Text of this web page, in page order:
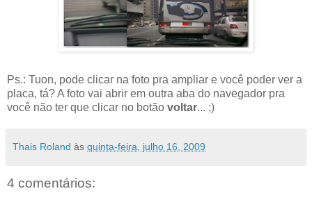
Ps.: Tuon, pode clicar na foto pra ampliar e você poder ver a
placa, tá? A foto vai abrir em outra aba do navegador pra
você não ter que clicar no botão voltar... ;)
Thais Roland às quinta-feira, julho 16, 2009
4 comentários: